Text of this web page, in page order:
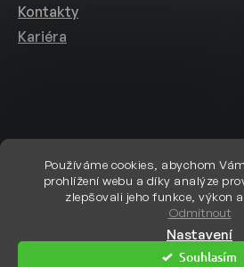
Používáme cookies, abychom
prohlížení webu a díky analýze
zlepšovali jeho funkce, výkon
Odmítnout
Nastavení
Souhlasím
Kontakty
Kariéra
Vytvořil Shoptet
Copyright 2026eshop.helion.cz.
nastavení cookies